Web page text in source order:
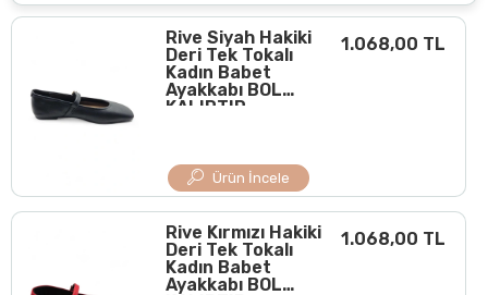
Rive Siyah Hakiki
Deri Tek Tokalı
Kadın Babet
Ayakkabı BOL
KALIPTIR
1.068,00 TL
Ürün İncele
Rive Kırmızı Hakiki
Deri Tek Tokalı
Kadın Babet
Ayakkabı BOL
1.068,00 TL